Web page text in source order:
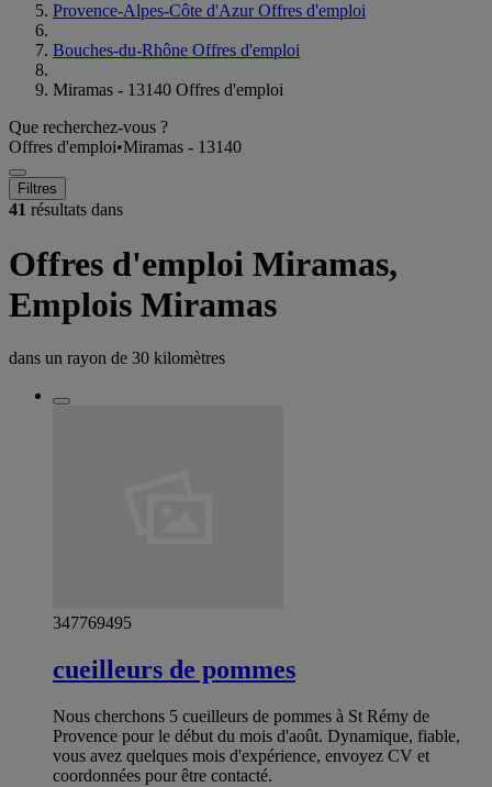
Provence-Alpes-Côte d'Azur Offres d'emploi
Bouches-du-Rhône Offres d'emploi
Miramas - 13140 Offres d'emploi
Que recherchez-vous ?
Offres d'emploi•Miramas - 13140
Filtres
41 résultats dans
Offres d'emploi Miramas,
Emplois Miramas
dans un rayon de 30 kilomètres
347769495
cueilleurs de pommes
Nous cherchons 5 cueilleurs de pommes à St Rémy de
Provence pour le début du mois d'août. Dynamique, fiable,
vous avez quelques mois d'expérience, envoyez CV et
coordonnées pour être contacté.